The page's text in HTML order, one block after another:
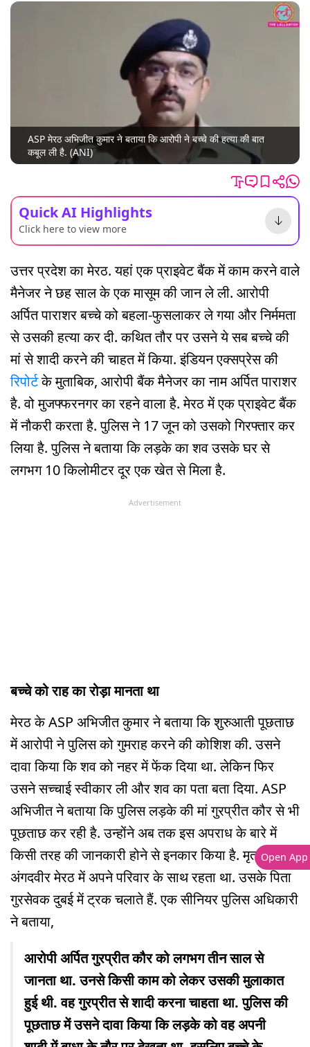
ASP मेरठ अभिजीत कुमार ने बताया कि आरोपी ने बच्चे की हत्या की बात
कबूल ली है. (ANI)
Quick AI Highlights
Click here to view more
उत्तर प्रदेश का मेरठ. यहां एक प्राइवेट बैंक में काम करने वाले
मैनेजर ने छह साल के एक मासूम की जान ले ली. आरोपी
अर्पित पाराशर बच्चे को बहला-फुसलाकर ले गया और निर्ममता
से उसकी हत्या कर दी. कथित तौर पर उसने ये सब बच्चे की
मां से शादी करने की चाहत में किया. इंडियन एक्सप्रेस की
रिपोर्टके मुताबिक, आरोपी बैंक मैनेजर का नाम अर्पित पाराशर
है. वो मुजफ्फरनगर का रहने वाला है. मेरठ में एक प्राइवेट बैंक
में नौकरी करता है. पुलिस ने 17 जून को उसको गिरफ्तार कर
लिया है. पुलिस ने बताया कि लड़के का शव उसके घर से
लगभग 10 किलोमीटर दूर एक खेत से मिला है.
Advertisement
बच्चे को राह का रोड़ा मानता था
मेरठ के ASP अभिजीत कुमार ने बताया कि शुरुआती पूछताछ
में आरोपी ने पुलिस को गुमराह करने की कोशिश की. उसने
दावा किया कि शव को नहर में फेंक दिया था. लेकिन फिर
उसने सच्चाई स्वीकार ली और शव का पता बता दिया. ASP
अभिजीत ने बताया कि पुलिस लड़के की मां गुरप्रीत कौर से भी
पूछताछ कर रही है. उन्होंने अब तक इस अपराध के बारे में
किसी तरह की जानकारी होने से इनकार किया है. मृतक
अंगदवीर मेरठ में अपने परिवार के साथ रहता था. उसके पिता
गुरसेवक दुबई में ट्रक चलाते हैं. एक सीनियर पुलिस अधिकारी
ने बताया,
आरोपी अर्पित गुरप्रीत कौर को लगभग तीन साल से
जानता था. उनसे किसी काम को लेकर उसकी मुलाकात
हुई थी. वह गुरप्रीत से शादी करना चाहता था. पुलिस की
पूछताछ में उसने दावा किया कि लड़के को वह अपनी
Open App